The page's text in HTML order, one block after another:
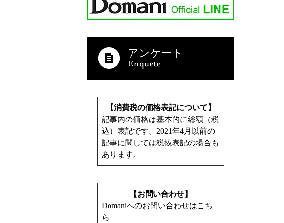
アンケート
【消費税の価格表記について】
記事内の価格は基本的に総額（税
込）表記です。2021年4月以前の
記事に関しては税抜表記の場合も
あります。
【お問い合わせ】
Domaniへのお問い合わせはこち
ら